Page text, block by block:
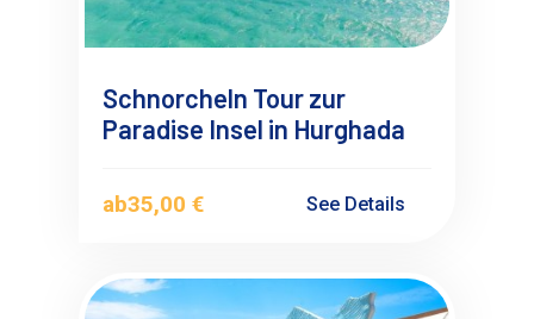
Schnorcheln Tour zur
Paradise Insel in Hurghada
ab35,00 € See Details